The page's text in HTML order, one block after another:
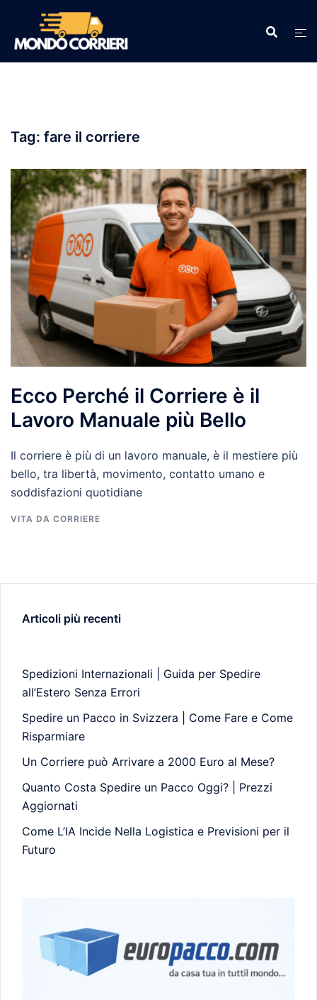
contenuto
Tag: fare il corriere
Ecco Perché il Corriere è il
Lavoro Manuale più Bello
Il corriere è più di un lavoro manuale, è il mestiere più
bello, tra libertà, movimento, contatto umano e
soddisfazioni quotidiane
VITA DA CORRIERE
Articoli più recenti
Spedizioni Internazionali | Guida per Spedire
all’Estero Senza Errori
Spedire un Pacco in Svizzera | Come Fare e Come
Risparmiare
Un Corriere può Arrivare a 2000 Euro al Mese?
Quanto Costa Spedire un Pacco Oggi? | Prezzi
Aggiornati
Come L’IA Incide Nella Logistica e Previsioni per il
Futuro